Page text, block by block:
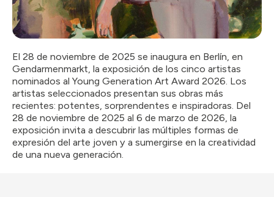
El 28 de noviembre de 2025 se inaugura en Berlín, en
Gendarmenmarkt, la exposición de los cinco artistas
nominados al Young Generation Art Award 2026. Los
artistas seleccionados presentan sus obras más
recientes: potentes, sorprendentes e inspiradoras. Del
28 de noviembre de 2025 al 6 de marzo de 2026, la
exposición invita a descubrir las múltiples formas de
expresión del arte joven y a sumergirse en la creatividad
de una nueva generación.